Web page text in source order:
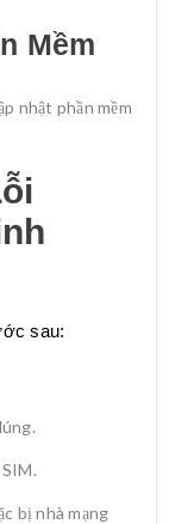
Mềm
nhật phần mềm
sau:
bị nhà mạng